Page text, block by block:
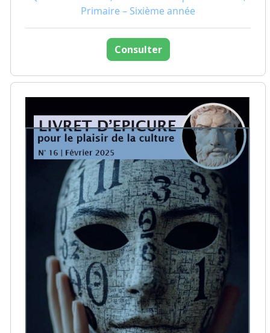
Primaire – Sixième année
Consulter